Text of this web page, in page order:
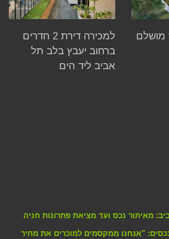
למכירה דירת 2 חדרים
ברחוב יעבץ בלב תל
אביב ליד הים
מאיתור נכס ועד מציאת פתרונות חניה
"אנחנו ממקסמים למוכרים את מחיר